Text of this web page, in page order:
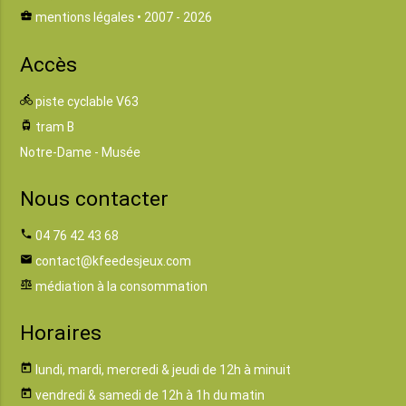
business_center mentions légales • 2007 - 2026
Accès
directions_bike piste cyclable V63
tram tram B
Notre-Dame - Musée
Nous contacter
phone 04 76 42 43 68
email contact@kfeedesjeux.com
balance médiation à la consommation
Horaires
today lundi, mardi, mercredi & jeudi de 12h à minuit
today vendredi & samedi de 12h à 1h du matin